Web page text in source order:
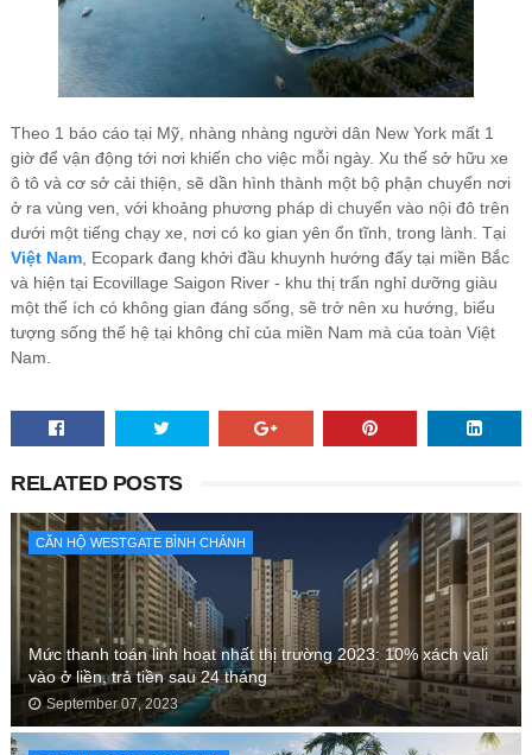
Theo 1 báo cáo tại Mỹ, nhàng nhàng người dân New York mất 1
giờ để vận động tới nơi khiến cho việc mỗi ngày. Xu thế sở hữu xe
ô tô và cơ sở cải thiện, sẽ dần hình thành một bộ phận chuyển nơi
ở ra vùng ven, với khoảng phương pháp di chuyển vào nội đô trên
dưới một tiếng chạy xe, nơi có ko gian yên ổn tĩnh, trong lành. Tại
Việt Nam, Ecopark đang khởi đầu khuynh hướng đấy tại miền Bắc
và hiện tại Ecovillage Saigon River - khu thị trấn nghỉ dưỡng giàu
một thể ích có không gian đáng sống, sẽ trở nên xu hướng, biểu
tượng sống thế hệ tại không chỉ của miền Nam mà của toàn Việt
Nam.
RELATED POSTS
CĂN HỘ WESTGATE BÌNH CHÁNH
Mức thanh toán linh hoạt nhất thị trường 2023: 10% xách vali
vào ở liền, trả tiền sau 24 tháng
September 07, 2023